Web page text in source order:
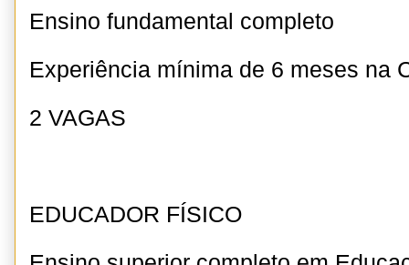
Ensino fundamental completo
Experiência mínima de 6 meses na
2 VAGAS
EDUCADOR FÍSICO